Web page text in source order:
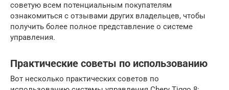
советую всем потенциальным покупателям
ознакомиться с отзывами других владельцев, чтобы
получить более полное представление о системе
управления.
Практические советы по использованию
Вот несколько практических советов по